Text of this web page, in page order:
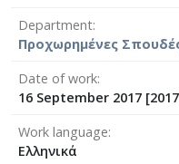
Department
Προχωρημένες
Date of work
16 September 2017
Work language
Ελληνικά